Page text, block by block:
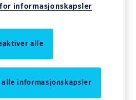
informasjonskapsler
alle
alle informasjonskapsler